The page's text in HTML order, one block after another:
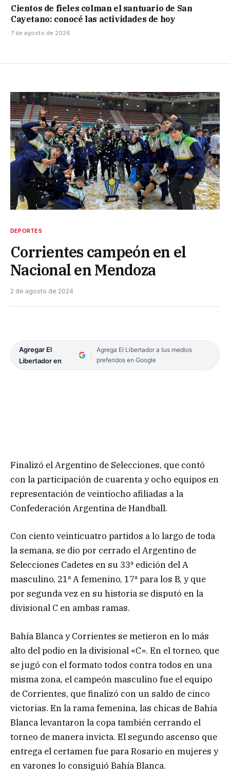
Cientos de fieles colman el santuario de San
Cayetano: conocé las actividades de hoy
7 de agosto de 2026
DEPORTES
Corrientes campeón en el
Nacional en Mendoza
2 de agosto de 2024
Agregar El
Libertador en
Agrega El Libertador a tus medios
preferidos en Google
Finalizó el Argentino de Selecciones, que contó
con la participación de cuarenta y ocho equipos en
representación de veintiocho afiliadas a la
Confederación Argentina de Handball.
Con ciento veinticuatro partidos a lo largo de toda
la semana, se dio por cerrado el Argentino de
Selecciones Cadetes en su 33ª edición del A
masculino, 21ª A femenino, 17ª para los B, y que
por segunda vez en su historia se disputó en la
divisional C en ambas ramas.
Bahía Blanca y Corrientes se metieron en lo más
alto del podio en la divisional «C». En el torneo, que
se jugó con el formato todos contra todos en una
misma zona, el campeón masculino fue el equipo
de Corrientes, que finalizó con un saldo de cinco
victorias. En la rama femenina, las chicas de Bahía
Blanca levantaron la copa también cerrando el
torneo de manera invicta. El segundo ascenso que
entrega el certamen fue para Rosario en mujeres y
en varones lo consiguió Bahía Blanca.